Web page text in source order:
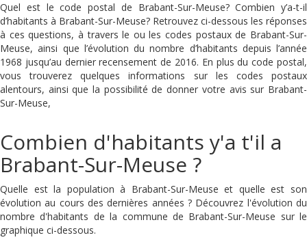
Quel est le code postal de Brabant-Sur-Meuse? Combien y’a-t-il
d’habitants à Brabant-Sur-Meuse? Retrouvez ci-dessous les réponses
à ces questions, à travers le ou les codes postaux de Brabant-Sur-
Meuse, ainsi que l’évolution du nombre d’habitants depuis l’année
1968 jusqu’au dernier recensement de 2016. En plus du code postal,
vous trouverez quelques informations sur les codes postaux
alentours, ainsi que la possibilité de donner votre avis sur Brabant-
Sur-Meuse,
Combien d'habitants y'a t'il a
Brabant-Sur-Meuse ?
Quelle est la population à Brabant-Sur-Meuse et quelle est son
évolution au cours des dernières années ? Découvrez l'évolution du
nombre d'habitants de la commune de Brabant-Sur-Meuse sur le
graphique ci-dessous.